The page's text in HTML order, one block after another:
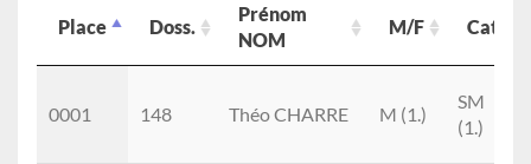
Place Doss.
Prénom
NOM
M/F Cat.
NOM
0001
148 Théo CHARRE M (1.)
SM
(1.)